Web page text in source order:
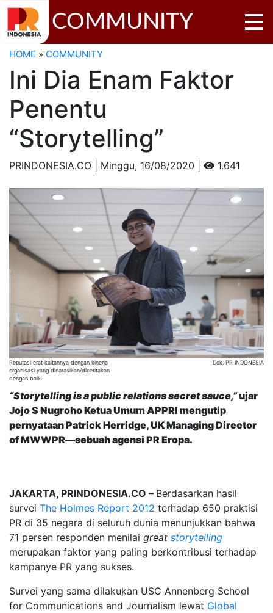
COMMUNITY
HOME » COMMUNITY
Ini Dia Enam Faktor
Penentu
“Storytelling”
PRINDONESIA.CO | Minggu, 16/08/2020 | 1.641
Reputasi erat kaitannya dengan kinerja
organisasi yang dinarasikan/diceritakan
dengan baik.
Dok. PR INDONESIA
“Storytelling is a public relations secret sauce,”ujar
Jojo S Nugroho Ketua Umum APPRI mengutip
pernyataan Patrick Herridge, UK Managing Director
of MWWPR—sebuah agensi PR Eropa.
JAKARTA, PRINDONESIA.CO – Berdasarkan hasil
survei The Holmes Report 2012 terhadap 650 praktisi
PR di 35 negara di seluruh dunia menunjukkan bahwa
71 persen responden menilai great storytelling
merupakan faktor yang paling berkontribusi terhadap
kampanye PR yang sukses.
Survei yang sama dilakukan USC Annenberg School
for Communications and Journalism lewat Global